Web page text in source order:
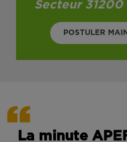
Secteur 31200
POSTULER
La minute